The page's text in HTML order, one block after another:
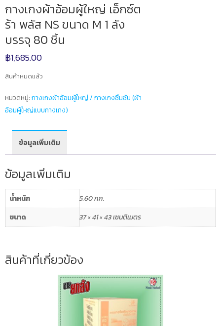
กางเกงผ้าอ้อมผู้ใหญ่ เอ็กซ์ต
ร้า พลัส NS ขนาด M 1 ลัง
บรรจุ 80 ชิ้น
฿1,685.00
สินค้าหมดแล้ว
หมวดหมู่:กางเกงผ้าอ้อมผู้ใหญ่ / กางเกงซึมซับ (ผ้า
อ้อมผู้ใหญ่แบบกางเกง)
ข้อมูลเพิ่มเติม
ข้อมูลเพิ่มเติม
น้ำหนัก
5.60 กก.
ขนาด
37 × 41 × 43 เซนติเมตร
สินค้าที่เกี่ยวข้อง